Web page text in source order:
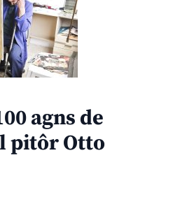
agns de
pitôr Otto